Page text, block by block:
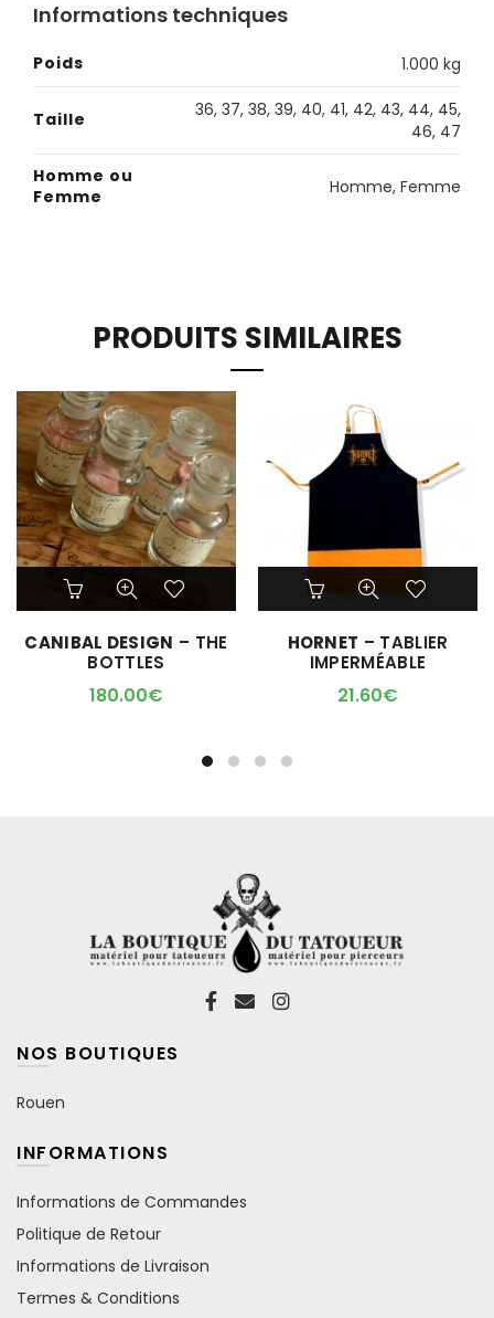
Informations techniques
Poids 1.000 kg
Taille 36, 37, 38, 39, 40, 41, 42, 43, 44, 45,
46, 47
Homme ou
Femme
Homme, Femme
PRODUITS SIMILAIRES
Ce
produit
plusieurs
variations.
Les
CANIBAL DESIGN – THE
BOTTLES
180.00€
HORNET – TABLIER
IMPERMÉABLE
21.60€
NOS BOUTIQUES
Rouen
INFORMATIONS
Informations de Commandes
Politique de Retour
Informations de Livraison
Termes & Conditions